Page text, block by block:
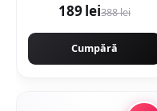
diametru taiere 27mm,
XPERT ORIGINAL
Protools CMP1612
189 lei388 lei
Cumpără